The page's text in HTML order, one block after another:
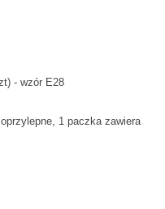
- wzór E28
1 paczka zawiera